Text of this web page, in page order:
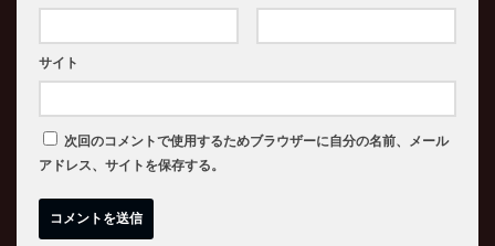
サイト
次回のコメントで使用するためブラウザーに自分の名前、メール
アドレス、サイトを保存する。